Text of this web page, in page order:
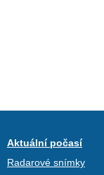
Aktuální počasí
Radarové snímky